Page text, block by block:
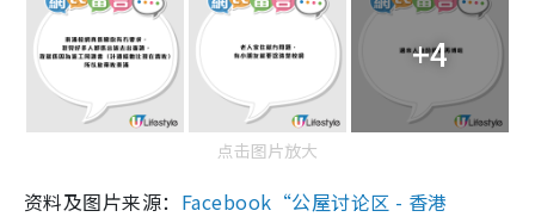
+4
点击图片放大
资料及图片来源： Facebook“公屋讨论区 - 香港